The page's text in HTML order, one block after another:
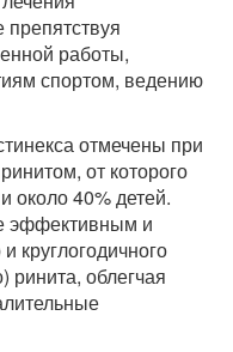
препятствуя
работы,
спортом, ведению
отмечены при
от которого
около 40% детей.
эффективным и
круглогодичного
ринита, облегчая